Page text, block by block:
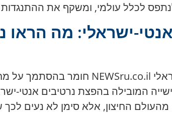
לכלל עולמי, ומשקף את
המובילה בהפצת נרטיבים אנטי-
החיצון, אלא סימן לא נעים